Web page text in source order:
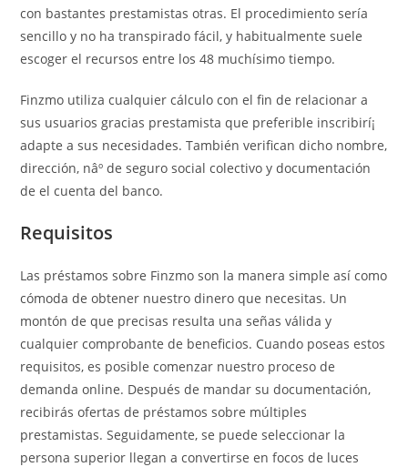
con bastantes prestamistas otras. El procedimiento serí­a
sencillo y no ha transpirado fácil, y habitualmente suele
escoger el recursos entre los 48 muchísimo tiempo.
Finzmo utiliza cualquier cálculo con el fin de relacionar a
sus usuarios gracias prestamista que preferible inscribirí¡
adapte a sus necesidades.También verifican dicho nombre,
dirección, nâº de seguro social colectivo y documentación
de el cuenta del banco.
Requisitos
Las préstamos sobre Finzmo son la manera simple así­ como
cómoda de obtener nuestro dinero que necesitas. Un
montón de que precisas resulta una señas válida y
cualquier comprobante de beneficios. Cuando poseas estos
requisitos, es posible comenzar nuestro proceso de
demanda online. Después de mandar su documentación,
recibirás ofertas de préstamos sobre múltiples
prestamistas. Seguidamente, se puede seleccionar la
persona superior llegan a convertirse en focos de luces